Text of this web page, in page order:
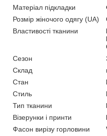
Матеріал підкладки
Розмір жіночого одягу (UA)
Властивості тканини
Сезон
Склад
Стан
Стиль
Тип тканини
Візерунки і принти
Фасон вирізу горловини